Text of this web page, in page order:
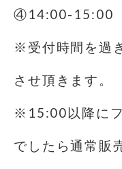
④14:00-15:00
※受付時間を過
させ頂きます。
※15:00以降にフ
でしたら通常販